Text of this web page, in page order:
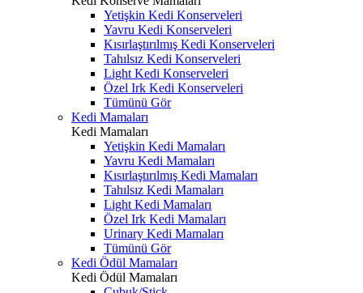
Yetişkin Kedi Konserveleri
Yavru Kedi Konserveleri
Kısırlaştırılmış Kedi Konserveleri
Tahılsız Kedi Konserveleri
Light Kedi Konserveleri
Özel Irk Kedi Konserveleri
Tümünü Gör
Kedi Mamaları
Kedi Mamaları
Yetişkin Kedi Mamaları
Yavru Kedi Mamaları
Kısırlaştırılmış Kedi Mamaları
Tahılsız Kedi Mamaları
Light Kedi Mamaları
Özel Irk Kedi Mamaları
Urinary Kedi Mamaları
Tümünü Gör
Kedi Ödül Mamaları
Kedi Ödül Mamaları